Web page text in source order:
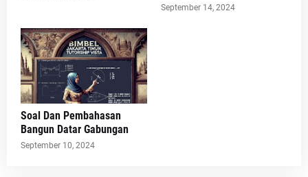
September 14, 2024
Soal Dan Pembahasan
Bangun Datar Gabungan
September 10, 2024